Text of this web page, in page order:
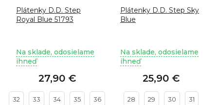
Plátenky D.D. Step
Royal Blue 51793
Na sklade, odosielame
ihneď
27,90 €
32 33 34 35 36
Plátenky D.D. Step Sky
Blue
Na sklade, odosielame
ihneď
25,90 €
28 29 30 31